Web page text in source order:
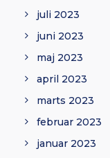
juli 2023
juni 2023
maj 2023
april 2023
marts 2023
februar 2023
januar 2023